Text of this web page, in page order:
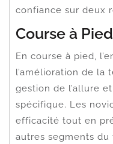
confiance sur deux
Course à Pied
En course à pied,
l’amélioration de la
gestion de l’allure
spécifique. Les
efficacité tout en
autres segments du